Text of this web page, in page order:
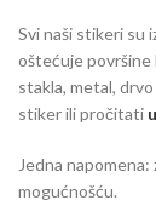
Svi naši stikeri su
oštećuje površine
stakla, metal,
stiker ili pročitati
Jedna
mogućnošću.